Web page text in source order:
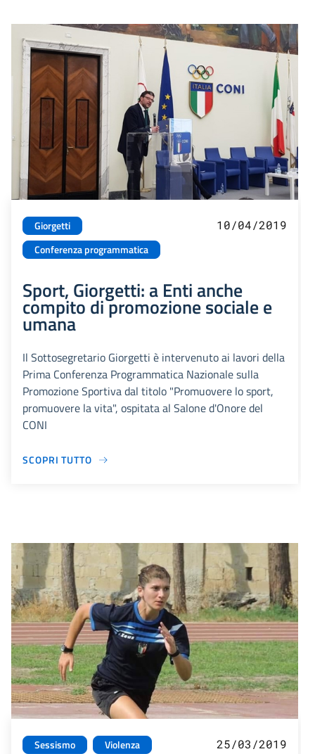
Giorgetti
Conferenza programmatica
10/04/2019
Sport, Giorgetti: a Enti anche
compito di promozione sociale e
umana
Il Sottosegretario Giorgetti è intervenuto ai lavori della
Prima Conferenza Programmatica Nazionale sulla
Promozione Sportiva dal titolo "Promuovere lo sport,
promuovere la vita", ospitata al Salone d'Onore del
CONI
SCOPRI TUTTO
Sessismo
Violenza
25/03/2019